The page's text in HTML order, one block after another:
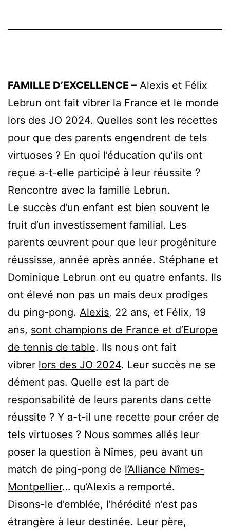
FAMILLE D’EXCELLENCE – Alexis et Félix
Lebrun ont fait vibrer la France et le monde
lors des JO 2024. Quelles sont les recettes
pour que des parents engendrent de tels
virtuoses ? En quoi l’éducation qu’ils ont
reçue a-t-elle participé à leur réussite ?
Rencontre avec la famille Lebrun.
Le succès d’un enfant est bien souvent le
fruit d’un investissement familial. Les
parents œuvrent pour que leur progéniture
réussisse, année après année. Stéphane et
Dominique Lebrun ont eu quatre enfants. Ils
ont élevé non pas un mais deux prodiges
du ping-pong. Alexis, 22 ans, et Félix, 19
ans, sont champions de France et d’Europe
de tennis de table. Ils nous ont fait
vibrer lors des JO 2024. Leur succès ne se
dément pas. Quelle est la part de
responsabilité de leurs parents dans cette
réussite ? Y a-t-il une recette pour créer de
tels virtuoses ? Nous sommes allés leur
poser la question à Nîmes, peu avant un
match de ping-pong de l’Alliance Nîmes-
Montpellier… qu’Alexis a remporté.
Disons-le d’emblée, l’hérédité n’est pas
étrangère à leur destinée. Leur père,